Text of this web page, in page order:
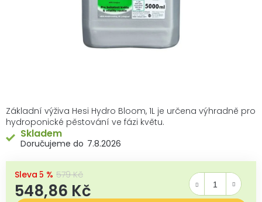
Základní výživa Hesi Hydro Bloom, 1L je určena výhradně pro
hydroponické pěstování ve fázi květu.
Skladem
7.8.2026
579 Kč
–5 %
548,86 Kč
Měrná cena: